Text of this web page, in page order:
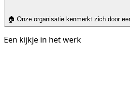
🏠 Onze organisatie kenmerkt zich door
Een kijkje in het werk